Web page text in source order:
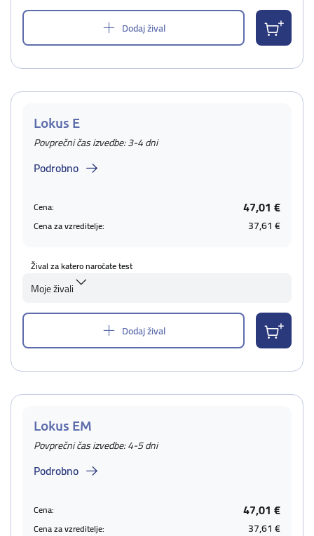
Dodaj žival
Lokus E
Povprečni čas izvedbe: 3-4 dni
Podrobno
Cena: 47,01 €
Cena za vzreditelje: 37,61 €
Žival za katero naročate test
Moje živali
Dodaj žival
Lokus EM
Povprečni čas izvedbe: 4-5 dni
Podrobno
Cena: 47,01 €
Cena za vzreditelje: 37,61 €